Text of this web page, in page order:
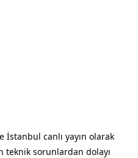
İstanbul canlı yayın olarak
teknik sorunlardan dolayı